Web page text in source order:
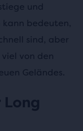
und
bedeuten,
sind, aber
von den
Geländes.
Long